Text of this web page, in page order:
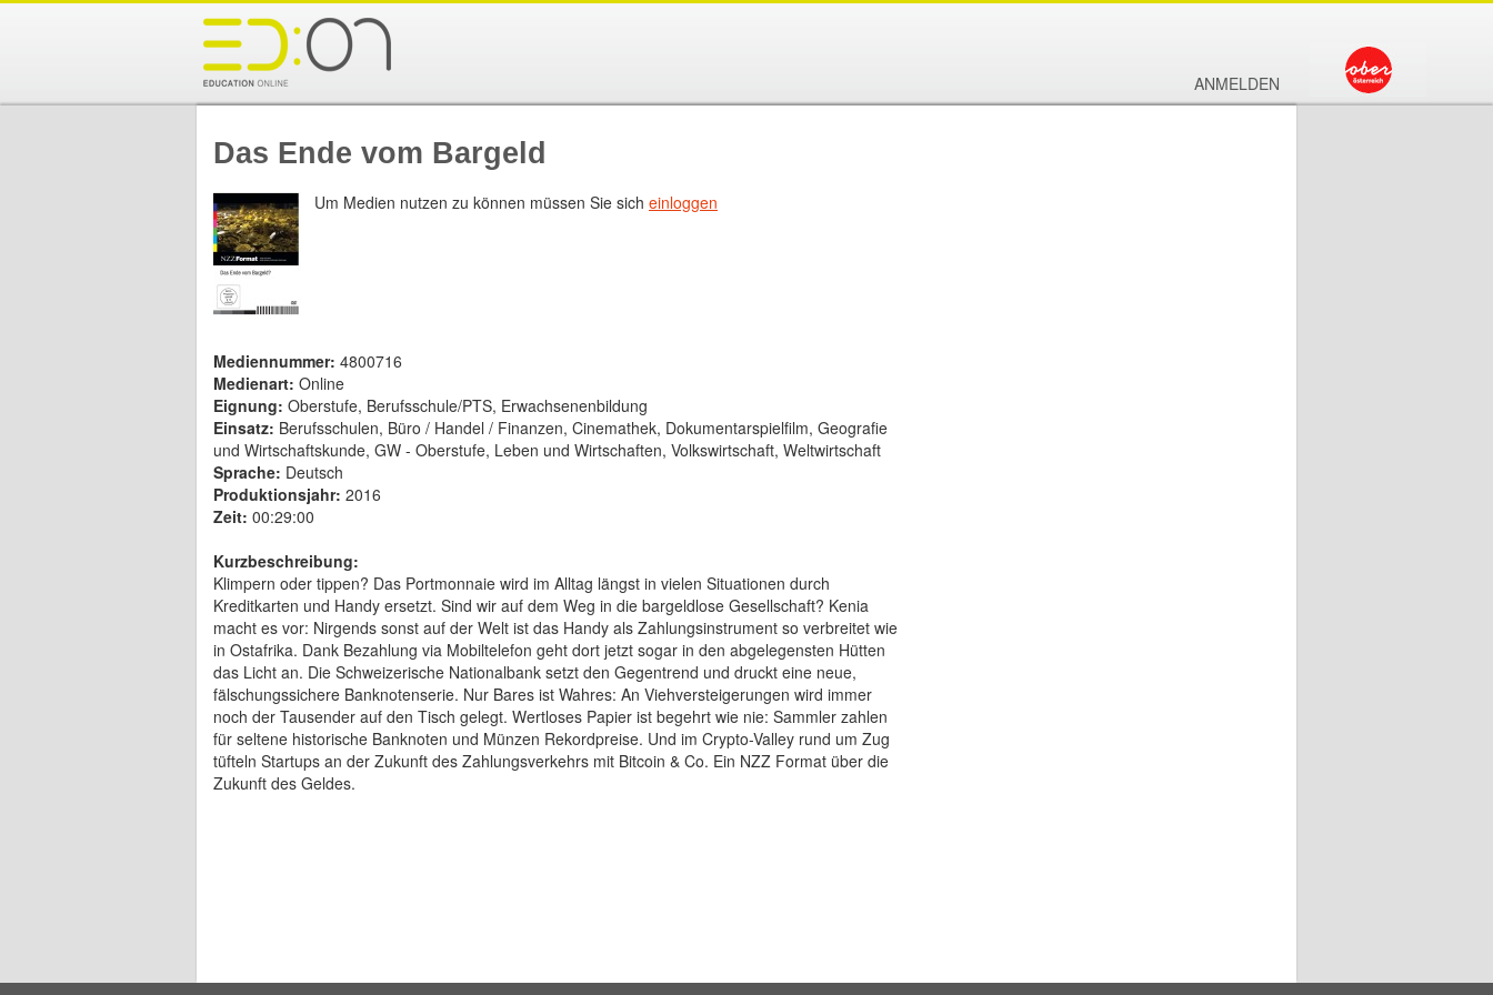
ANMELDEN
Das Ende vom Bargeld
Um Medien nutzen zu können müssen Sie sich einloggen
Mediennummer: 4800716
Medienart: Online
Eignung: Oberstufe, Berufsschule/PTS, Erwachsenenbildung
Einsatz: Berufsschulen, Büro / Handel / Finanzen, Cinemathek, Dokumentarspielfilm, Geografie
und Wirtschaftskunde, GW - Oberstufe, Leben und Wirtschaften, Volkswirtschaft, Weltwirtschaft
Sprache: Deutsch
Produktionsjahr: 2016
Zeit: 00:29:00
Kurzbeschreibung:
Klimpern oder tippen? Das Portmonnaie wird im Alltag längst in vielen Situationen durch
Kreditkarten und Handy ersetzt. Sind wir auf dem Weg in die bargeldlose Gesellschaft? Kenia
macht es vor: Nirgends sonst auf der Welt ist das Handy als Zahlungsinstrument so verbreitet wie
in Ostafrika. Dank Bezahlung via Mobiltelefon geht dort jetzt sogar in den abgelegensten Hütten
das Licht an. Die Schweizerische Nationalbank setzt den Gegentrend und druckt eine neue,
fälschungssichere Banknotenserie. Nur Bares ist Wahres: An Viehversteigerungen wird immer
noch der Tausender auf den Tisch gelegt. Wertloses Papier ist begehrt wie nie: Sammler zahlen
für seltene historische Banknoten und Münzen Rekordpreise. Und im Crypto-Valley rund um Zug
tüfteln Startups an der Zukunft des Zahlungsverkehrs mit Bitcoin & Co. Ein NZZ Format über die
Zukunft des Geldes.